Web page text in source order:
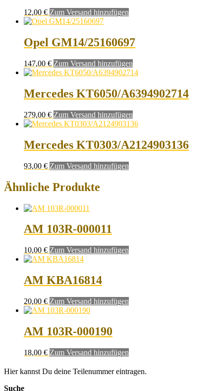
12,00 € Zum Versand hinzufügen
Opel GM14/25160697
147,00 € Zum Versand hinzufügen
Mercedes KT6050/A6394902714
279,00 € Zum Versand hinzufügen
Mercedes KT0303/A2124903136
93,00 € Zum Versand hinzufügen
Ähnliche Produkte
AM 103R-000011
10,00 € Zum Versand hinzufügen
AM KBA16814
20,00 € Zum Versand hinzufügen
AM 103R-000190
18,00 € Zum Versand hinzufügen
Hier kannst Du deine Teilenummer eintragen.
Suche